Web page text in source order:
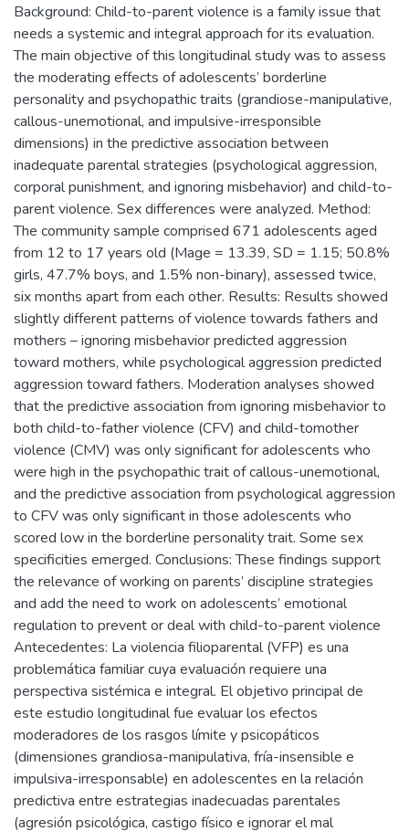
Background: Child-to-parent violence is a family issue that
needs a systemic and integral approach for its evaluation.
The main objective of this longitudinal study was to assess
the moderating effects of adolescents’ borderline
personality and psychopathic traits (grandiose-manipulative,
callous-unemotional, and impulsive-irresponsible
dimensions) in the predictive association between
inadequate parental strategies (psychological aggression,
corporal punishment, and ignoring misbehavior) and child-to-
parent violence. Sex differences were analyzed. Method:
The community sample comprised 671 adolescents aged
from 12 to 17 years old (Mage = 13.39, SD = 1.15; 50.8%
girls, 47.7% boys, and 1.5% non-binary), assessed twice,
six months apart from each other. Results: Results showed
slightly different patterns of violence towards fathers and
mothers – ignoring misbehavior predicted aggression
toward mothers, while psychological aggression predicted
aggression toward fathers. Moderation analyses showed
that the predictive association from ignoring misbehavior to
both child-to-father violence (CFV) and child-tomother
violence (CMV) was only significant for adolescents who
were high in the psychopathic trait of callous-unemotional,
and the predictive association from psychological aggression
to CFV was only significant in those adolescents who
scored low in the borderline personality trait. Some sex
specificities emerged. Conclusions: These findings support
the relevance of working on parents’ discipline strategies
and add the need to work on adolescents’ emotional
regulation to prevent or deal with child-to-parent violence
Antecedentes: La violencia filioparental (VFP) es una
problemática familiar cuya evaluación requiere una
perspectiva sistémica e integral. El objetivo principal de
este estudio longitudinal fue evaluar los efectos
moderadores de los rasgos límite y psicopáticos
(dimensiones grandiosa-manipulativa, fría-insensible e
impulsiva-irresponsable) en adolescentes en la relación
predictiva entre estrategias inadecuadas parentales
(agresión psicológica, castigo físico e ignorar el mal